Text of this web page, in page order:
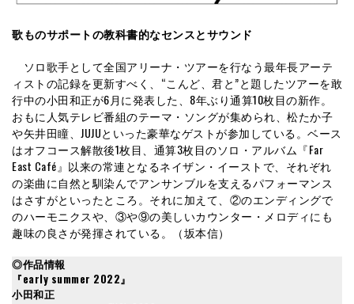
歌ものサポートの教科書的なセンスとサウンド
ソロ歌手として全国アリーナ・ツアーを行なう最年長アーテ
ィストの記録を更新すべく、“こんど、君と”と題したツアーを敢
行中の小田和正が6月に発表した、8年ぶり通算10枚目の新作。
おもに人気テレビ番組のテーマ・ソングが集められ、松たか子
や矢井田瞳、JUJUといった豪華なゲストが参加している。ベース
はオフコース解散後1枚目、通算3枚目のソロ・アルバム『Far
East Café』以来の常連となるネイザン・イーストで、それぞれ
の楽曲に自然と馴染んでアンサンブルを支えるパフォーマンス
はさすがといったところ。それに加えて、②のエンディングで
のハーモニクスや、③や⑨の美しいカウンター・メロディにも
趣味の良さが発揮されている。（坂本信）
◎作品情報
『early summer 2022』
小田和正